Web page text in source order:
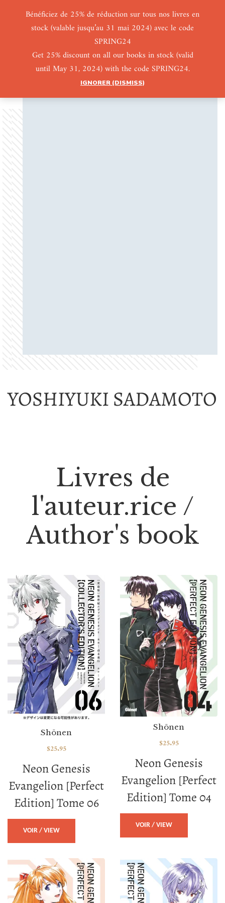
Bénéficiez de 25% de réduction sur tous nos livres en
stock (valable jusqu’au 31 mai 2024) avec le code
SPRING24
Get 25% discount on all our books in stock (valid
until May 31, 2024) with the code SPRING24.
IGNORER (DISMISS)
0 0
YOSHIYUKI SADAMOTO
Livres de
l'auteur.rice /
Author's book
Neon Genesis
Evangelion [Perfect
Edition] Tome 06
Shōnen
$25.95
VOIR / VIEW
Neon Genesis
Evangelion [Perfect
Edition] Tome 04
Shōnen
$25.95
VOIR / VIEW